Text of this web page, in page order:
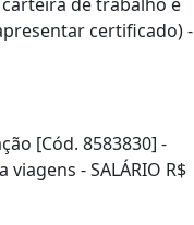
de trabalho e
certificado) -
[Cód. 8583830] -
- SALÁRIO R$